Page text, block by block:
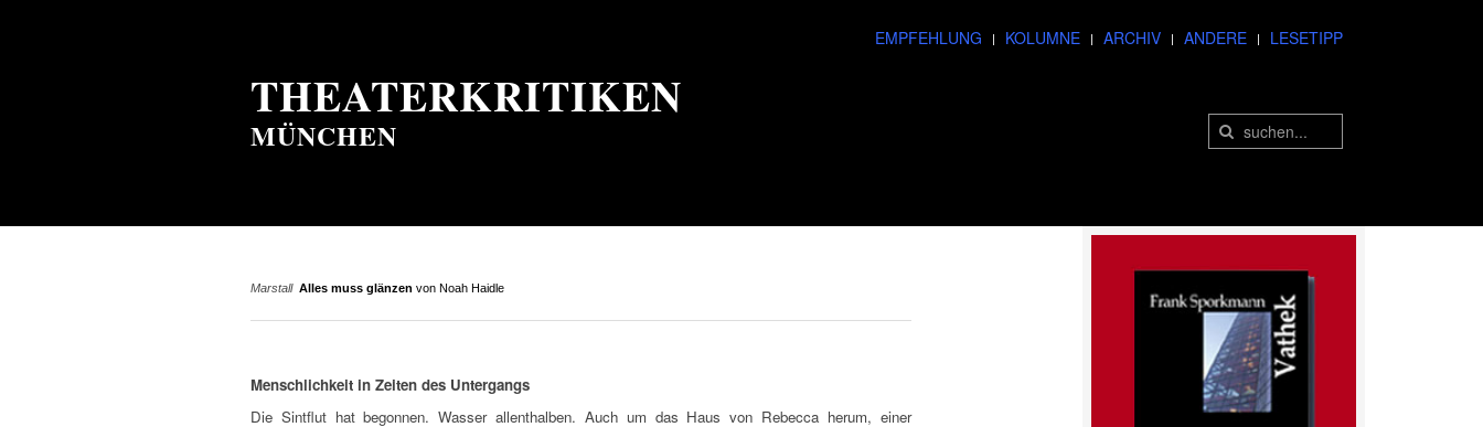
EMPFEHLUNG KOLUMNE ARCHIV ANDERE LESETIPP
THEATERKRITIKEN
MÜNCHEN
Marstall Alles muss glänzen von Noah Haidle
Menschlichkeit in Zeiten des Untergangs
Die Sintflut hat begonnen. Wasser allenthalben. Auch um das Haus von Rebecca herum, einer